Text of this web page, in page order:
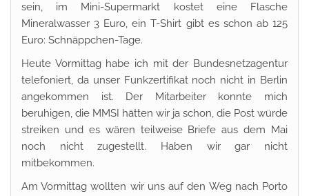
sein, im Mini-Supermarkt kostet eine Flasche
Mineralwasser 3 Euro, ein T-Shirt gibt es schon ab 125
Euro: Schnäppchen-Tage.
Heute Vormittag habe ich mit der Bundesnetzagentur
telefoniert, da unser Funkzertifikat noch nicht in Berlin
angekommen ist. Der Mitarbeiter konnte mich
beruhigen, die MMSI hätten wir ja schon, die Post würde
streiken und es wären teilweise Briefe aus dem Mai
noch nicht zugestellt. Haben wir gar nicht
mitbekommen.
Am Vormittag wollten wir uns auf den Weg nach Porto